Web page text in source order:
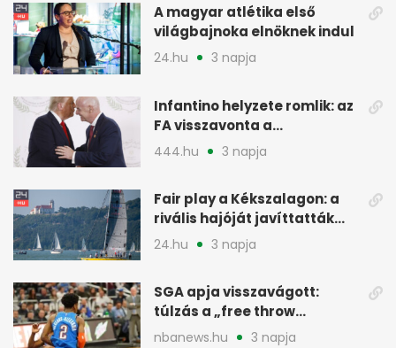
A magyar atlétika első
világbajnoka elnöknek indul
24.hu 3 napja
Infantino helyzete romlik: az
FA visszavonta a
támogatását, jöhet a
444.hu 3 napja
Fair play a Kékszalagon: a
rivális hajóját javíttatták
meg
24.hu 3 napja
SGA apja visszavágott:
túlzás a „free throw
merchant” címke?
nbanews.hu 3 napja